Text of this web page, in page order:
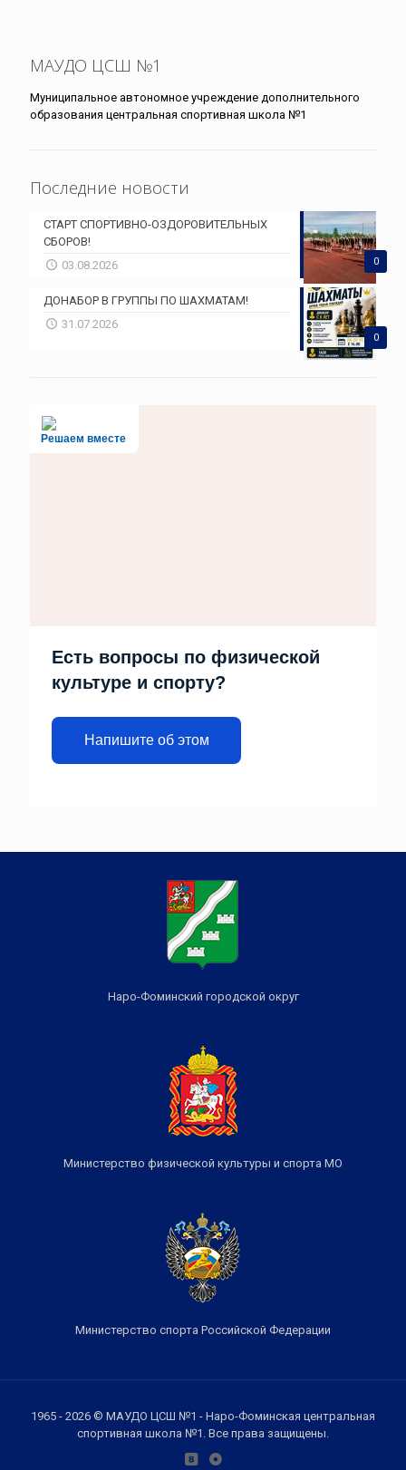
МАУДО ЦСШ №1
Муниципальное автономное учреждение дополнительного
образования центральная спортивная школа №1
Последние новости
0
СТАРТ СПОРТИВНО-ОЗДОРОВИТЕЛЬНЫХ
СБОРОВ!
03.08.2026
0
ДОНАБОР В ГРУППЫ ПО ШАХМАТАМ!
31.07.2026
Решаем вместе
Есть вопросы по физической
культуре и спорту?
Напишите об этом
Наро-Фоминский городской округ
Министерство физической культуры и спорта МО
Министерство спорта Российской Федерации
1965 - 2026 © МАУДО ЦСШ №1 - Наро-Фоминская центральная
спортивная школа №1. Все права защищены.